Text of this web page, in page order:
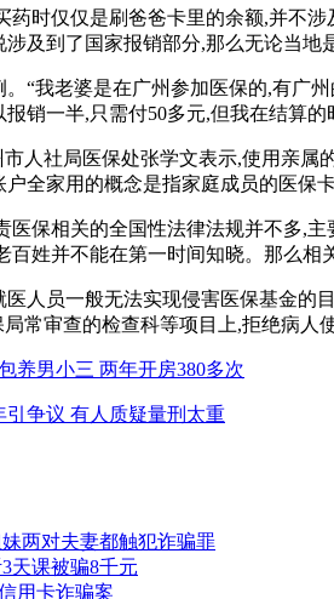
药时仅仅是刷爸爸卡里的余额,并不
涉及到了国家报销部分,那么无论当地
“我老婆是在广州参加医保的,有广
销一半,只需付50多元,但我在结算
人社局医保处张学文表示,使用亲
全家用的概念是指家庭成员的医保
医保相关的全国性法律法规并不多,
百姓并不能在第一时间知晓。那么
人员一般无法实现侵害医保基金的
常审查的检查科等项目上,拒绝病
养男小三 两年开房380多次
引争议 有人质疑量刑太重
两对夫妻都触犯诈骗罪
天课被骗8千元
用卡诈骗案